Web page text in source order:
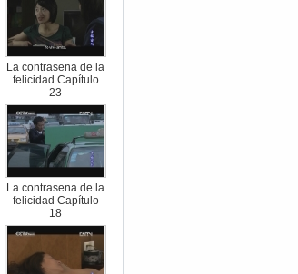
La contrasena de la
felicidad Capítulo
23
La contrasena de la
felicidad Capítulo
18